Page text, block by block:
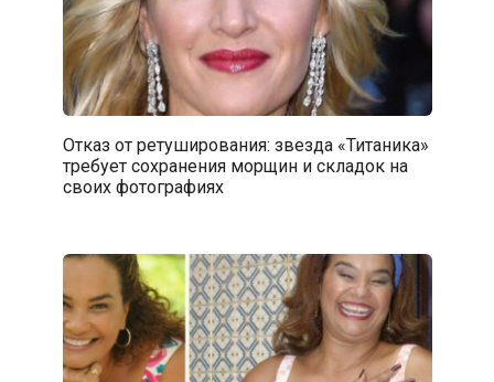
Отказ от ретуширования: звезда «Титаника»
требует сохранения морщин и складок на
своих фотографиях